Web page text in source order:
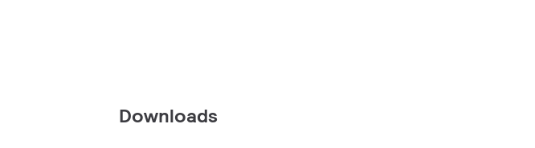
Downloads